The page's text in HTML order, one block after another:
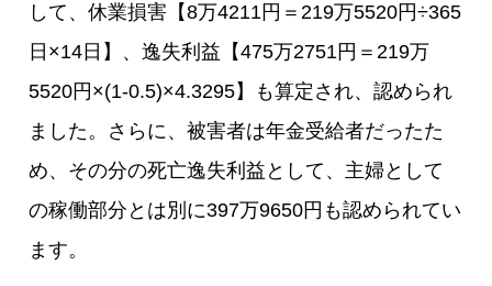
して、休業損害【8万4211円＝219万5520円÷365
日×14日】、逸失利益【475万2751円＝219万
5520円×(1-0.5)×4.3295】も算定され、認められ
ました。さらに、被害者は年金受給者だったた
め、その分の死亡逸失利益として、主婦として
の稼働部分とは別に397万9650円も認められてい
ます。